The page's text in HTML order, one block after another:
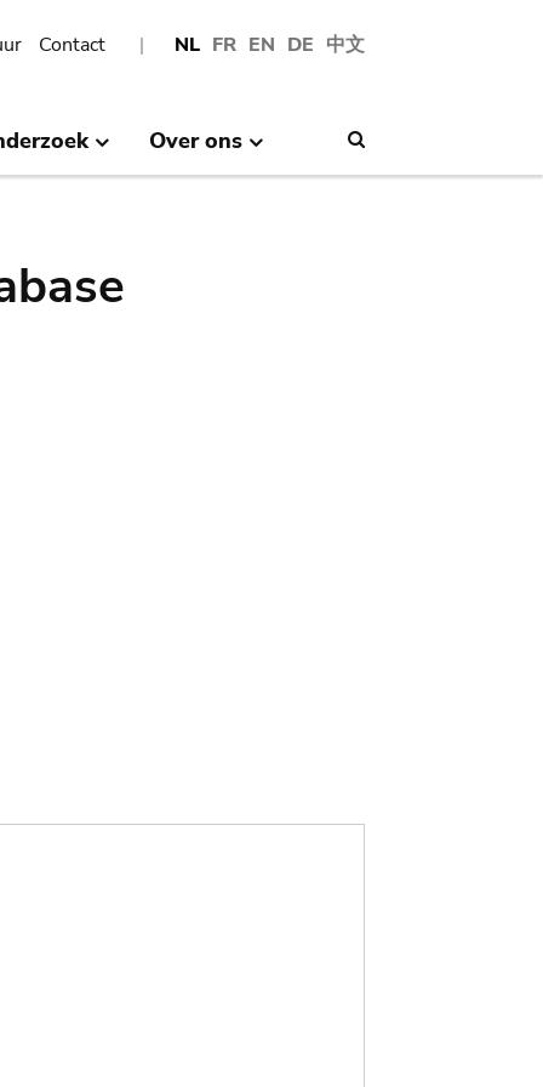
NL FR EN DE 中文
Contact
Over ons